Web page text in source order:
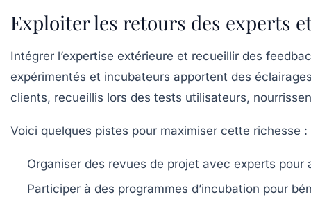
Exploiter les retours des experts
Intégrer l’expertise extérieure et recueillir des
expérimentés et incubateurs apportent des
clients, recueillis lors des tests utilisateurs,
Voici quelques pistes pour maximiser cette richesse :
Organiser des revues de projet avec experts
Participer à des programmes d’incubation pour